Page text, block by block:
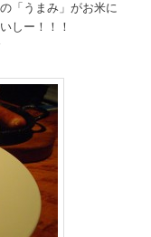
「うまみ」がお米に
しー！！！